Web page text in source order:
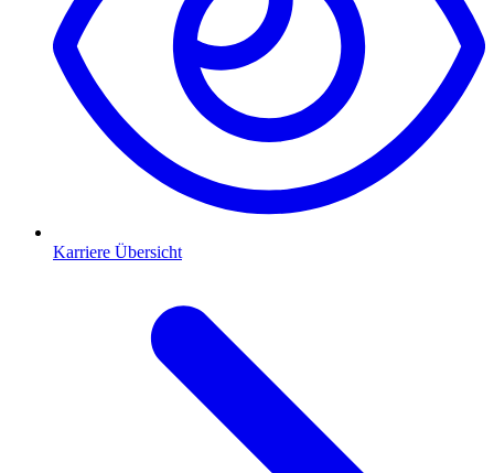
Karriere Übersicht